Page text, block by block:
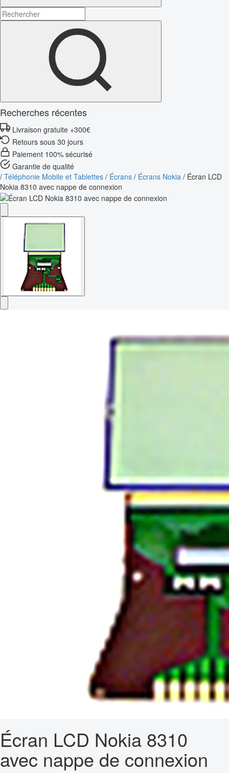
Recherches récentes
Livraison gratuite +300€
Retours sous 30 jours
Paiement 100% sécurisé
Garantie de qualité
/ Téléphonie Mobile et Tablettes / Écrans / Écrans Nokia / Écran LCD
Nokia 8310 avec nappe de connexion
Écran LCD Nokia 8310
avec nappe de connexion